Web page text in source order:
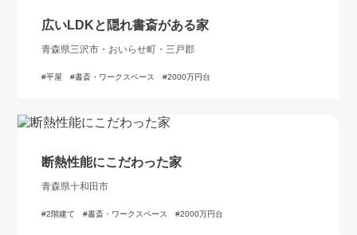
広いLDKと隠れ書斎がある家
青森県三沢市・おいらせ町・三戸郡
平屋 書斎・ワークスペース 2000万円台
断熱性能にこだわった家
青森県十和田市
2階建て 書斎・ワークスペース 2000万円台